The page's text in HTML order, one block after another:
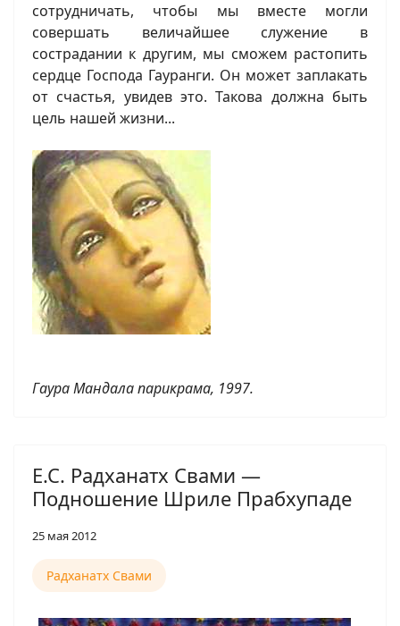
сотрудничать, чтобы мы вместе могли
совершать величайшее служение в
сострадании к другим, мы сможем растопить
сердце Господа Гауранги. Он может заплакать
от счастья, увидев это. Такова должна быть
цель нашей жизни...
Гаура Мандала парикрама, 1997.
Е.С. Радханатх Свами —
Подношение Шриле Прабхупаде
25 мая 2012
Радханатх Свами